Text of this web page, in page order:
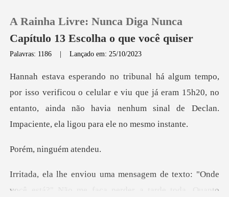
0
Loja
A Rainha Livre: Nunca Diga Nunca
Capítulo 13 Escolha o que você quiser
Palavras: 1186 |Lançado em: 25/10/2023
u o celular e viu que já eram 15h20, no
entanto, ainda não havia nenh
inguém a
de texto: "Onde
você está?" Não me f